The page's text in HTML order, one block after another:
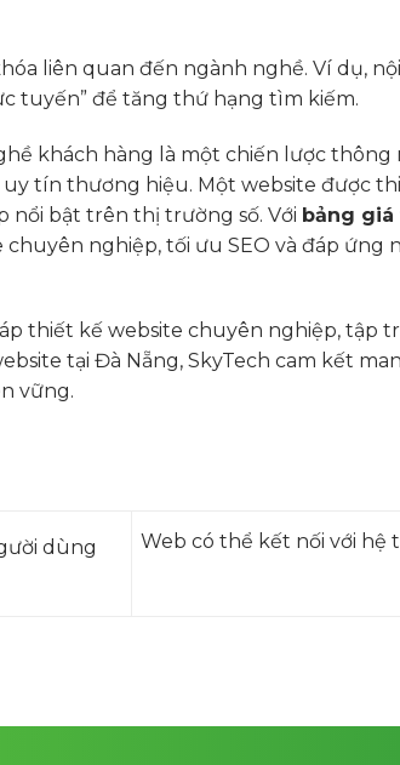
liên quan đến ngành nghề. Ví dụ,
tuyến” để tăng thứ hạng tìm kiếm.
khách hàng là một chiến lược thông
tín thương hiệu. Một website được
nổi bật trên thị trường số. Với bảng
nghiệp, tối ưu SEO và đáp ứng
thiết kế website chuyên nghiệp, tập
tại Đà Nẵng, SkyTech cam kết
vững.
dùng
Web có thể kết nối với hệ